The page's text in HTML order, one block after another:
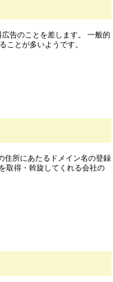
告のことを差します。 一般的
ことが多いようです。
住所にあたるドメイン名の登録
取得・斡旋してくれる会社の